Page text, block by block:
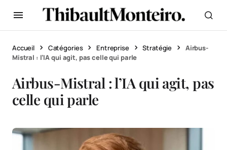
Accueil Catégories Entreprise Stratégie
Airbus-
Mistral : l’IA qui agit, pas celle qui parle
Airbus-Mistral : l’IA qui agit, pas
celle qui parle